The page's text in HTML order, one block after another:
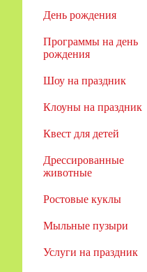
День рождения
Программы на день
рождения
Шоу на праздник
Клоуны на праздник
Квест для детей
Дрессированные
животные
Ростовые куклы
Мыльные пузыри
Услуги на праздник